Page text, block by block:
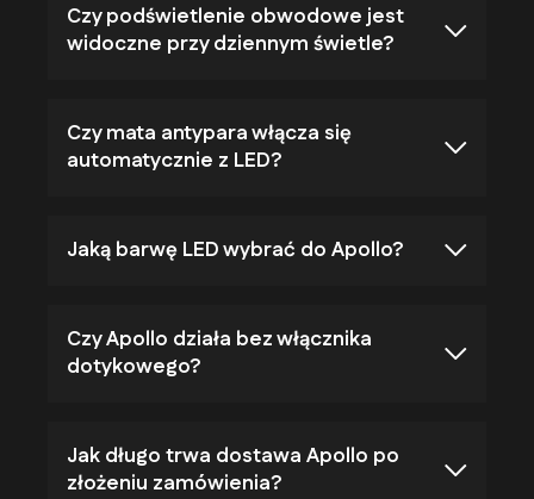
Czy podświetlenie obwodowe jest
widoczne przy dziennym świetle?
Czy mata antypara włącza się
automatycznie z LED?
Jaką barwę LED wybrać do Apollo?
Czy Apollo działa bez włącznika
dotykowego?
Jak długo trwa dostawa Apollo po
złożeniu zamówienia?